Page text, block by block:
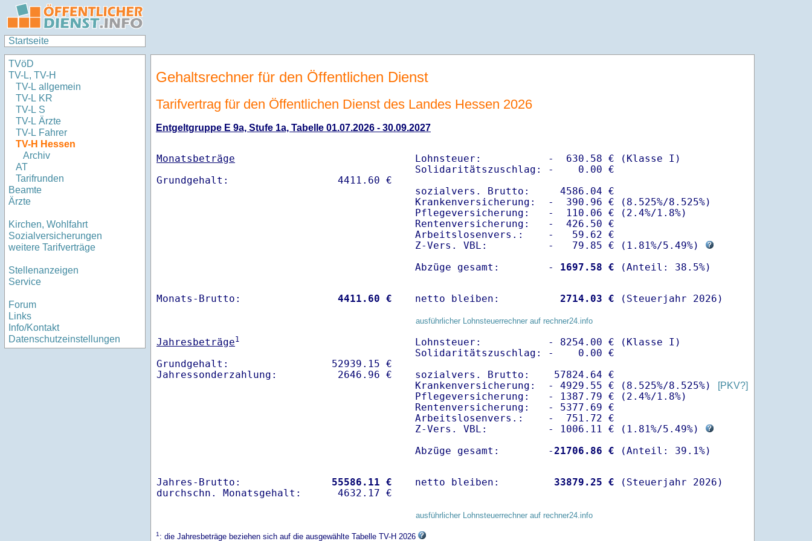
Startseite
TVöD
TV-L, TV-H
TV-L allgemein
TV-L KR
TV-L S
TV-L Ärzte
TV-L Fahrer
TV-H Hessen
Archiv
AT
Tarifrunden
Beamte
Ärzte
Kirchen, Wohlfahrt
Sozialversicherungen
weitere Tarifverträge
Stellenanzeigen
Service
Forum
Links
Info/Kontakt
Datenschutzeinstellungen
Gehaltsrechner für den Öffentlichen Dienst
Tarifvertrag für den Öffentlichen Dienst des Landes Hessen 2026
Entgeltgruppe E 9a, Stufe 1a, Tabelle 01.07.2026 - 30.09.2027
Monatsbeträge
Lohnsteuer:           -  630.58 € (Klasse I)
Solidaritätszuschlag: -    0.00 €
sozialvers. Brutto:     4586.04 €
Krankenversicherung:  -  390.96 € (8.525%/8.525%)
Pflegeversicherung:   -  110.06 € (2.4%/1.8%)
Rentenversicherung:   -  426.50 €
Arbeitslosenvers.:    -   59.62 €
Z-Vers. VBL:          -   79.85 € ( 1.81%/5.49%)
Abzüge gesamt:        -
1697.58 €
Monats-Brutto: 4411.60 € netto bleiben: 2714.03 € (Steuerjahr 2026)
ausführlicher Lohnsteuerrechner auf rechner24.info
Jahresbeträge1
Grundgehalt:                 52939.15 €
Lohnsteuer:           - 8254.00 € (Klasse I)
Solidaritätszuschlag: -    0.00 €
sozialvers. Brutto:    57824.64 €
Krankenversicherung:  - 4929.55 € (8.525%/8.525%)
[PKV?]
Pflegeversicherung:   - 1387.79 € (2.4%/1.8%)
Rentenversicherung:   - 5377.69 €
Arbeitslosenvers.:    -  751.72 €
Z-Vers. VBL:          - 1006.11 € ( 1.81%/5.49%)
Abzüge gesamt:        -21706.86 €
Jahres-Brutto: 55586.11 €
netto bleiben: 33879.25 € (Steuerjahr 2026)
ausführlicher Lohnsteuerrechner auf rechner24.info
1: die Jahresbeträge beziehen sich auf die ausgewählte Tabelle TV-H 2026